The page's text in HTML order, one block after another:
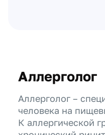
Аллерголог
Аллерголог –
человека на
К аллергической